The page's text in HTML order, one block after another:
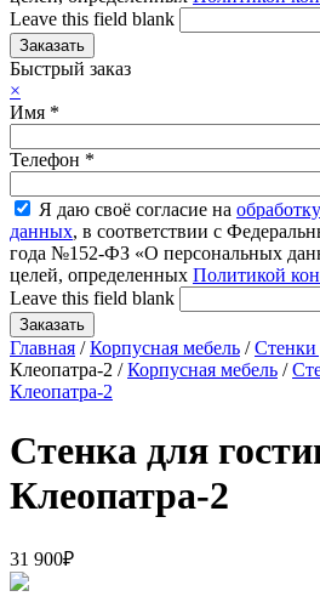
Leave this field blank
Быстрый заказ
×
Имя *
Телефон *
Я даю своё согласие на
данных, в соответствии с
года №152-ФЗ «О персональных
целей, определенных Политикой
Leave this field blank
Главная /Корпусная мебель /Стенки
Клеопатра-2 /Корпусная мебель /
Клеопатра-2
Стенка для
Клеопатра-2
31 900₽